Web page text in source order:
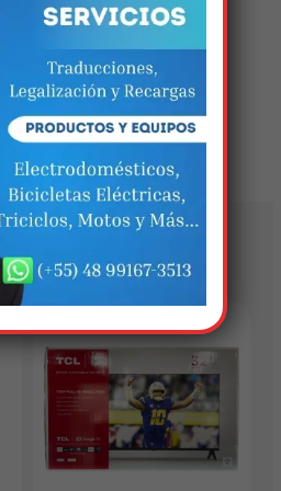
esta página estará
com novidades
pela
e compreensão.